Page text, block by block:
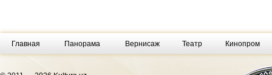
Главная Панорама Вернисаж Театр Кинопром